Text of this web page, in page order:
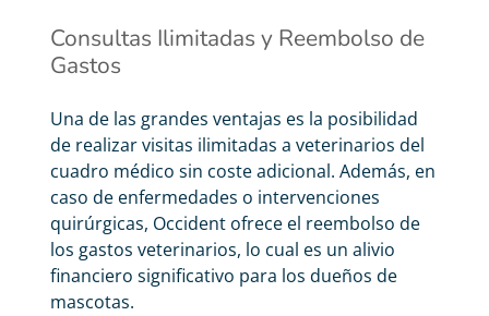
Consultas Ilimitadas y Reembolso de
Gastos
Una de las grandes ventajas es la posibilidad
de realizar visitas ilimitadas a veterinarios del
cuadro médico sin coste adicional. Además, en
caso de enfermedades o intervenciones
quirúrgicas, Occident ofrece el reembolso de
los gastos veterinarios, lo cual es un alivio
financiero significativo para los dueños de
mascotas.